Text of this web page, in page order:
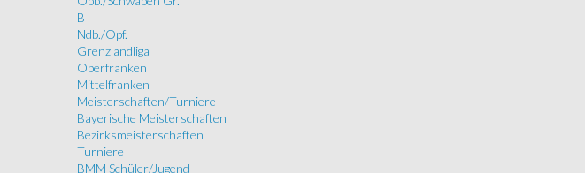
B
Ndb./Opf.
Grenzlandliga
Oberfranken
Mittelfranken
Meisterschaften/Turniere
Bayerische Meisterschaften
Bezirksmeisterschaften
Turniere
BMM Schüler/Jugend